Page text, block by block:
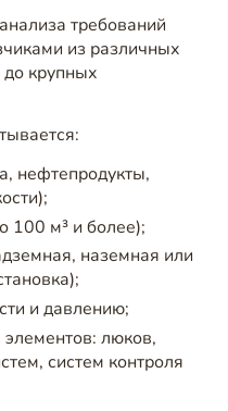
требований
из различных
крупных
нефтепродукты,
100 м³ и более);
наземная или
и давлению;
люков,
систем контроля